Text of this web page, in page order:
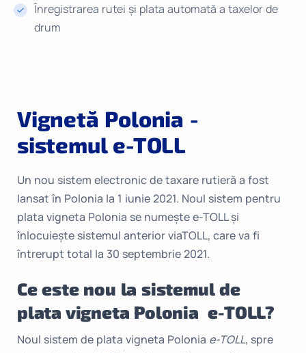
Vignetă Polonia -
sistemul e-TOLL
Un nou sistem electronic de taxare rutieră a fost
lansat în Polonia la 1 iunie 2021. Noul sistem pentru
plata vigneta Polonia se numește e-TOLL și
înlocuiește sistemul anterior viaTOLL, care va fi
întrerupt total la 30 septembrie 2021.
Ce este nou la sistemul de
plata vigneta Polonia e-TOLL?
Noul sistem de plata vigneta Polonia e-TOLL, spre
Înregistrarea rutei și plata automată a taxelor de
drum